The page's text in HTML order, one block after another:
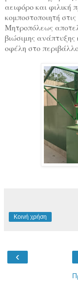
α­ει­φό­ρο και φι­λι­κή
κομποστοποιητή
Μητροπόλεως
βιώσιμης ανάπτυξης
οφέλη στο
Κοινή χρήση
‹